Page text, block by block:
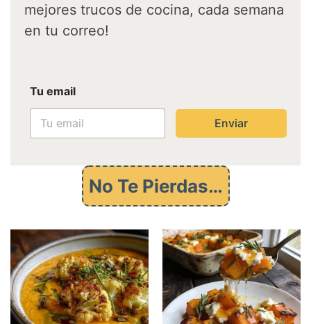
mejores trucos de cocina, cada semana
en tu correo!
m
a
Tu email
Enviar
No Te Pierdas…